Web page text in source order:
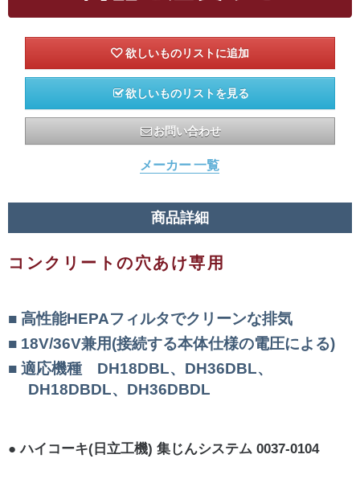
欲しいものリストを見る
お問い合わせ
メーカー 一覧
商品詳細
コンクリートの穴あけ専用
高性能HEPAフィルタでクリーンな排気
18V/36V兼用(接続する本体仕様の電圧による)
適応機種 DH18DBL、DH36DBL、
DH18DBDL、DH36DBDL
ハイコーキ(日立工機) 集じんシステム 0037-0104